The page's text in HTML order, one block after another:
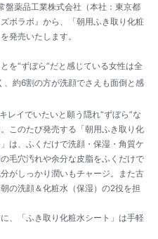
盤薬品工業株式会社（本社：東京都
ボラボ』から、「朝用ふき取り化粧
発売いたします。
を“ずぼら”だと感じている女性は全
、約6割の方が洗顔でさえも面倒と感
レイでいたいと願う隠れ“ずぼら”な
このたび発売する「朝用ふき取り化
は、ふくだけで洗顔・保湿・角質ケ
毛穴汚れや余分な皮脂をふくだけで
がしっかり潤いもチャージ。また古
の洗顔＆化粧水（保湿）の2役を担
、「ふき取り化粧水シート」は手軽